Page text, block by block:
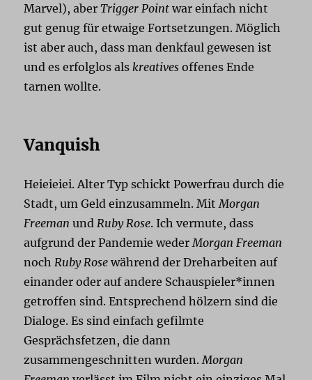
Marvel), aberTrigger Point war einfach nicht
gut genug für etwaige Fortsetzungen. Möglich
ist aber auch, dass man denkfaul gewesen ist
und es erfolglos als kreatives offenes Ende
tarnen wollte.
Vanquish
Heieieiei. Alter Typ schickt Powerfrau durch die
Stadt, um Geld einzusammeln. Mit Morgan
Freeman und Ruby Rose. Ich vermute, dass
aufgrund der Pandemie weder Morgan Freeman
noch Ruby Rose während der Dreharbeiten auf
einander oder auf andere Schauspieler*innen
getroffen sind. Entsprechend hölzern sind die
Dialoge. Es sind einfach gefilmte
Gesprächsfetzen, die dann
zusammengeschnitten wurden. Morgan